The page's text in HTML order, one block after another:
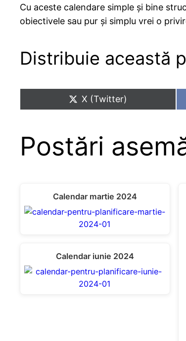
Cu aceste calendare simple și bine
obiectivele sau pur și simplu vrei o
Distribuie această
Share
on
X (Twitter)
Postări
Calendar martie 2024
Calendar iunie 2024